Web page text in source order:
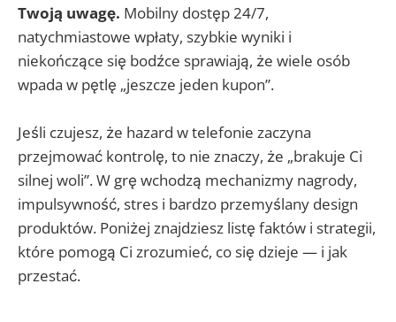
Twoją uwagę. Mobilny dostęp 24/7,
natychmiastowe wpłaty, szybkie wyniki i
niekończące się bodźce sprawiają, że wiele osób
wpada w pętlę „jeszcze jeden kupon”.
Jeśli czujesz, że hazard w telefonie zaczyna
przejmować kontrolę, to nie znaczy, że „brakuje Ci
silnej woli”. W grę wchodzą mechanizmy nagrody,
impulsywność, stres i bardzo przemyślany design
produktów. Poniżej znajdziesz listę faktów i strategii,
które pomogą Ci zrozumieć, co się dzieje — i jak
przestać.